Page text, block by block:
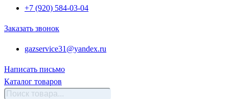
+7 (920) 584-03-04
Заказать звонок
gazservice31@yandex.ru
Написать письмо
Каталог товаров
Поиск